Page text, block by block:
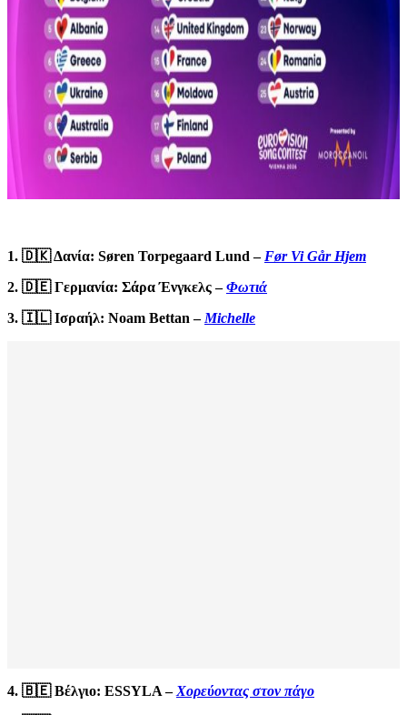
1. 🇩🇰 Δανία: Søren Torpegaard Lund – Før Vi Går Hjem
2. 🇩🇪 Γερμανία: Σάρα Ένγκελς –Φωτιά
3. 🇮🇱 Ισραήλ: Noam Bettan – Michelle
4. 🇧🇪 Βέλγιο: ESSYLA – Χορεύοντας στον πάγο